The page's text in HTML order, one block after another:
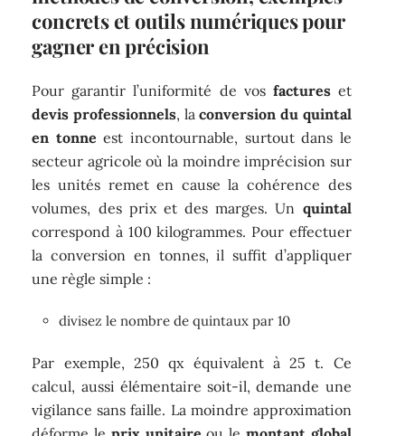
concrets et outils numériques pour
gagner en précision
Pour garantir l’uniformité de vos factureset
devis professionnels, laconversion du quintal
en tonne est incontournable, surtout dans le
secteur agricole où la moindre imprécision sur
les unités remet en cause la cohérence des
volumes, des prix et des marges. Un quintal
correspond à 100 kilogrammes. Pour effectuer
la conversion en tonnes, il suffit d’appliquer
une règle simple :
divisez le nombre de quintaux par 10
Par exemple, 250 qx équivalent à 25 t. Ce
calcul, aussi élémentaire soit-il, demande une
vigilance sans faille. La moindre approximation